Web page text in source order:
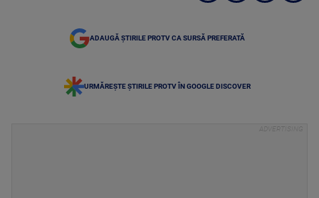
ADAUGĂ ȘTIRILE PROTV CA SURSĂ PREFERATĂ
URMĂREȘTE ȘTIRILE PROTV ÎN GOOGLE DISCOVER